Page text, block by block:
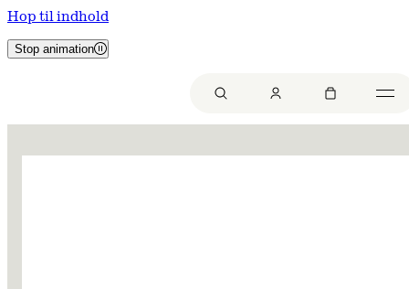
Hop til indhold
Stop animation